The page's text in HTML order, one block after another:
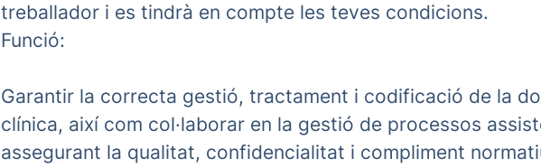
treballador i es tindrà en compte les teves condicions.
Funció:
Garantir la correcta gestió, tractament i codificació de la
clínica, així com col·laborar en la gestió de processos
assegurant la qualitat, confidencialitat i compliment